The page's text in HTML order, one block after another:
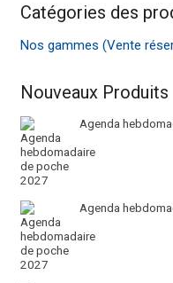
Catégories des
Nos gammes (Vente
Nouveaux Produits
Agenda
Agenda